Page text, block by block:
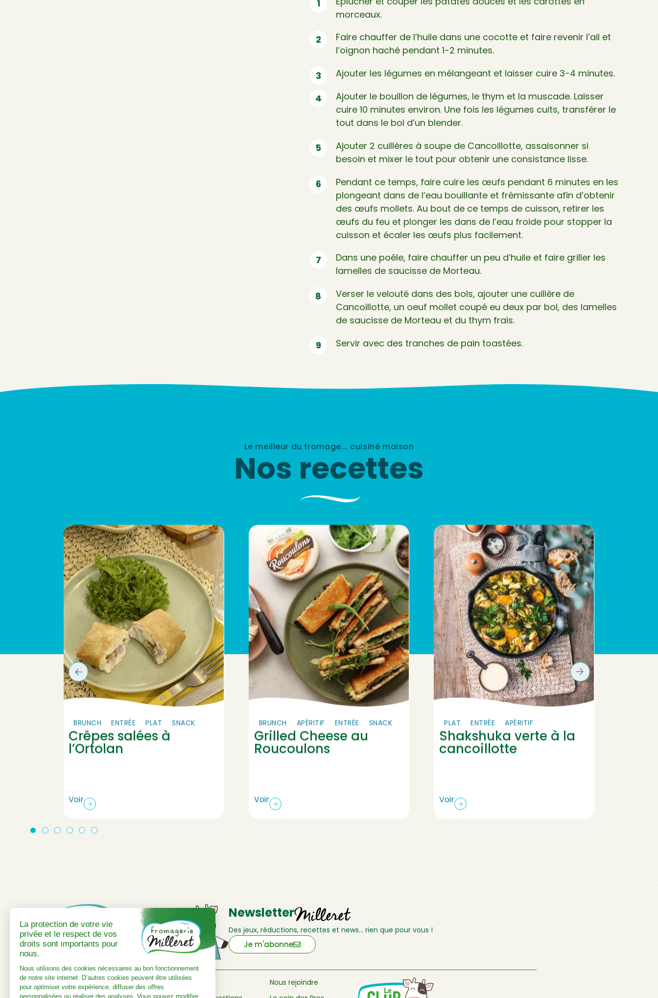
morceaux.
Faire chauffer de l’huile dans une cocotte et faire revenir l’ail et
l’oignon haché pendant 1-2 minutes.
Ajouter les légumes en mélangeant et laisser cuire 3-4 minutes.
Ajouter le bouillon de légumes, le thym et la muscade. Laisser
cuire 10 minutes environ. Une fois les légumes cuits, transférer le
tout dans le bol d’un blender.
Ajouter 2 cuillères à soupe de Cancoillotte, assaisonner si
besoin et mixer le tout pour obtenir une consistance lisse.
Pendant ce temps, faire cuire les œufs pendant 6 minutes en les
plongeant dans de l’eau bouillante et frémissante afin d’obtenir
des œufs mollets. Au bout de ce temps de cuisson, retirer les
œufs du feu et plonger les dans de l’eau froide pour stopper la
cuisson et écaler les œufs plus facilement.
Dans une poêle, faire chauffer un peu d’huile et faire griller les
lamelles de saucisse de Morteau.
Verser le velouté dans des bols, ajouter une cuillère de
Cancoillotte, un oeuf mollet coupé eu deux par bol, des lamelles
de saucisse de Morteau et du thym frais.
Servir avec des tranches de pain toastées.
Le meilleur du fromage... cuisiné maison
Nos recettes
BRUNCH ENTRÉE PLAT SNACK
Crêpes salées à
l’Ortolan
Voir
BRUNCH APÉRITIF ENTRÉE SNACK
Grilled Cheese au
Roucoulons
Voir
PLAT ENTRÉE APÉRITIF
Shakshuka verte à la
cancoillotte
Voir
Adresse
10 Rte de Choye, 70700 Charcenne
Newsletter
Des jeux, réductions, recettes et news… rien que pour vous !
Je m'abonne
Actualités
Nous rejoindre